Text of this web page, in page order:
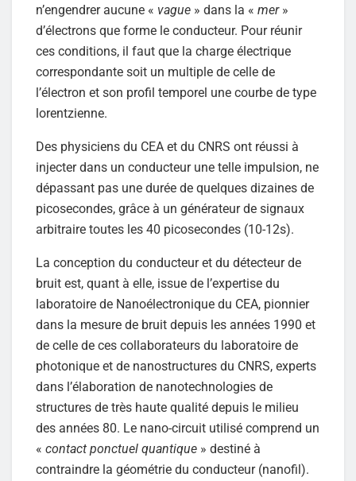
n’engendrer aucune « vague » dans la « mer »
d’électrons que forme le conducteur. Pour réunir
ces conditions, il faut que la charge électrique
correspondante soit un multiple de celle de
l’électron et son profil temporel une courbe de type
lorentzienne.
Des physiciens du CEA et du CNRS ont réussi à
injecter dans un conducteur une telle impulsion, ne
dépassant pas une durée de quelques dizaines de
picosecondes, grâce à un générateur de signaux
arbitraire toutes les 40 picosecondes (10-12s).
La conception du conducteur et du détecteur de
bruit est, quant à elle, issue de l’expertise du
laboratoire de Nanoélectronique du CEA, pionnier
dans la mesure de bruit depuis les années 1990 et
de celle de ces collaborateurs du laboratoire de
photonique et de nanostructures du CNRS, experts
dans l’élaboration de nanotechnologies de
structures de très haute qualité depuis le milieu
des années 80. Le nano-circuit utilisé comprend un
« contact ponctuel quantique » destiné à
contraindre la géométrie du conducteur (nanofil).